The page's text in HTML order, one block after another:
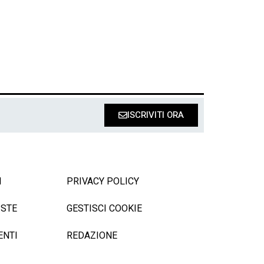
ISCRIVITI ORA
PRIVACY POLICY
GESTISCI COOKIE
REDAZIONE